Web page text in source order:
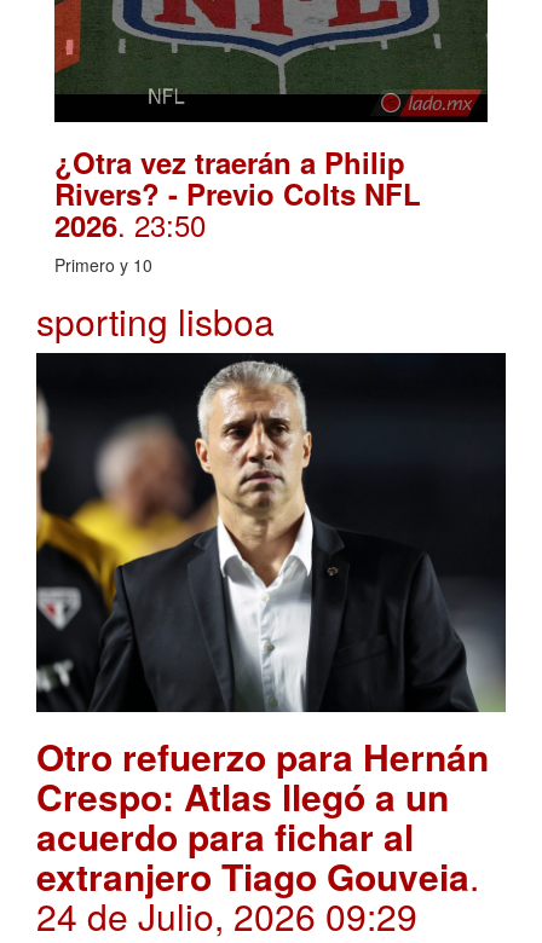
¿Otra vez traerán a Philip
Rivers? - Previo Colts NFL
2026. 23:50
Primero y 10
sporting lisboa
Otro refuerzo para Hernán
Crespo: Atlas llegó a un
acuerdo para fichar al
extranjero Tiago Gouveia.
24 de Julio, 2026 09:29